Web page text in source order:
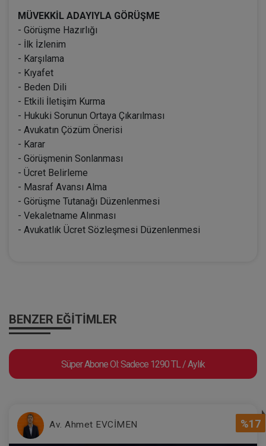
MÜVEKKİL ADAYIYLA GÖRÜŞME
- Görüşme Hazırlığı
- İlk İzlenim
- Karşılama
- Kıyafet
- Beden Dili
- Etkili İletişim Kurma
- Hukuki Sorunun Ortaya Çıkarılması
- Avukatın Çözüm Önerisi
- Karar
- Görüşmenin Sonlanması
- Ücret Belirleme
- Masraf Avansı Alma
- Görüşme Tutanağı Düzenlenmesi
- Vekaletname Alınması
- Avukatlık Ücret Sözleşmesi Düzenlenmesi
BENZER EĞITIMLER
Süper Abone Ol: Sadece 1290 TL / Aylık
%17
Av. Ahmet EVCİMEN